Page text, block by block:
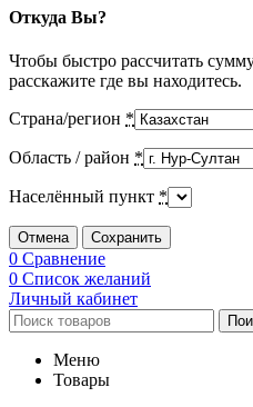
Откуда Вы?
Чтобы быстро рассчитать
расскажите где вы находитесь.
Страна/регион *
Область / район *
Населённый пункт *
Отмена Сохранить
0 Сравнение
0 Список желаний
Личный кабинет
Меню
Товары